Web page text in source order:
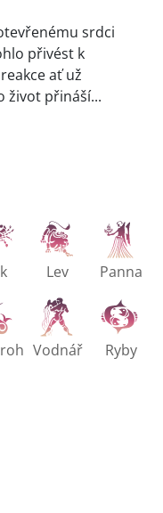
srdci
přivést k
ať už
život přináší...
Lev Panna
Vodnář Ryby